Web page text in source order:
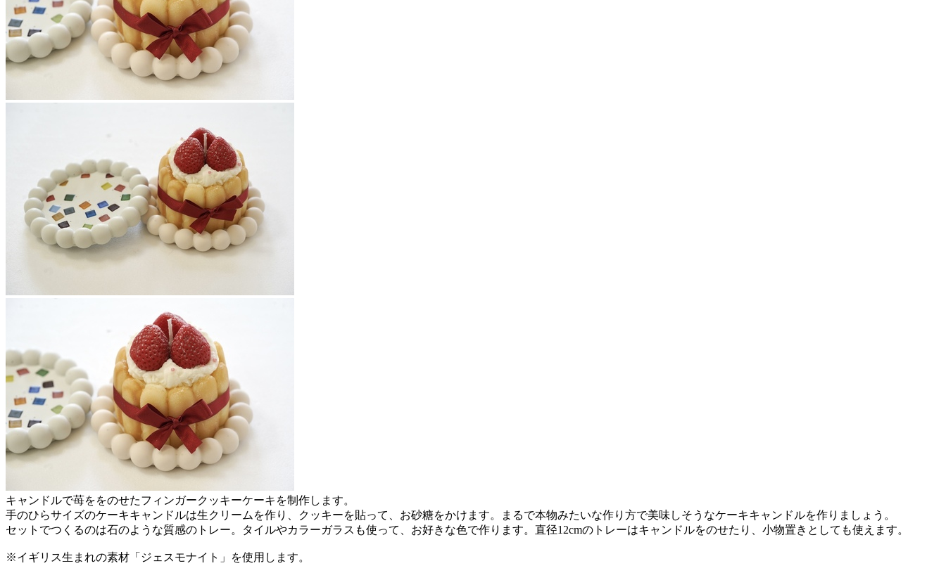
キャンドルで苺ををのせたフィンガークッキーケーキを制作します。
手のひらサイズのケーキキャンドルは生クリームを作り、クッキーを貼って、お砂糖をかけます。まるで本物みたいな作り方で美味しそうなケーキキャンドルを作りましょう。
セットでつくるのは石のような質感のトレー。タイルやカラーガラスも使って、お好きな色で作ります。直径12cmのトレーはキャンドルをのせたり、小物置きとしても使えます。
※イギリス生まれの素材「ジェスモナイト」を使用します。